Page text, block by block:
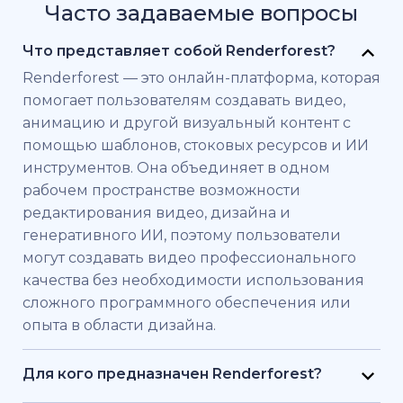
Часто задаваемые вопросы
Что представляет собой Renderforest?
Renderforest — это онлайн-платформа, которая
помогает пользователям создавать видео,
анимацию и другой визуальный контент с
помощью шаблонов, стоковых ресурсов и ИИ
инструментов. Она объединяет в одном
рабочем пространстве возможности
редактирования видео, дизайна и
генеративного ИИ, поэтому пользователи
могут создавать видео профессионального
качества без необходимости использования
сложного программного обеспечения или
опыта в области дизайна.
Для кого предназначен Renderforest?